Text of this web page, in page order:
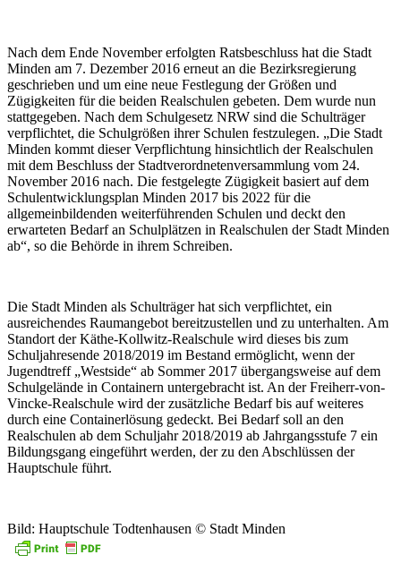
Nach dem Ende November erfolgten Ratsbeschluss hat die Stadt
Minden am 7. Dezember 2016 erneut an die Bezirksregierung
geschrieben und um eine neue Festlegung der Größen und
Zügigkeiten für die beiden Realschulen gebeten. Dem wurde nun
stattgegeben. Nach dem Schulgesetz NRW sind die Schulträger
verpflichtet, die Schulgrößen ihrer Schulen festzulegen. „Die Stadt
Minden kommt dieser Verpflichtung hinsichtlich der Realschulen
mit dem Beschluss der Stadtverordnetenversammlung vom 24.
November 2016 nach. Die festgelegte Zügigkeit basiert auf dem
Schulentwicklungsplan Minden 2017 bis 2022 für die
allgemeinbildenden weiterführenden Schulen und deckt den
erwarteten Bedarf an Schulplätzen in Realschulen der Stadt Minden
ab“, so die Behörde in ihrem Schreiben.
Die Stadt Minden als Schulträger hat sich verpflichtet, ein
ausreichendes Raumangebot bereitzustellen und zu unterhalten. Am
Standort der Käthe-Kollwitz-Realschule wird dieses bis zum
Schuljahresende 2018/2019 im Bestand ermöglicht, wenn der
Jugendtreff „Westside“ ab Sommer 2017 übergangsweise auf dem
Schulgelände in Containern untergebracht ist. An der Freiherr-von-
Vincke-Realschule wird der zusätzliche Bedarf bis auf weiteres
durch eine Containerlösung gedeckt. Bei Bedarf soll an den
Realschulen ab dem Schuljahr 2018/2019 ab Jahrgangsstufe 7 ein
Bildungsgang eingeführt werden, der zu den Abschlüssen der
Hauptschule führt.
Bild: Hauptschule Todtenhausen © Stadt Minden